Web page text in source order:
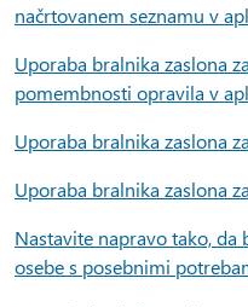
načrtovanem seznamu v
Uporaba bralnika zaslona
pomembnosti opravila v
Uporaba bralnika zaslona
Uporaba bralnika zaslona
Nastavite napravo tako, da
osebe s posebnimi